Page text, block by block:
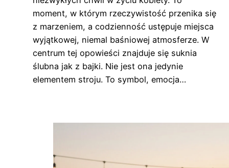
moment, w którym rzeczywistość przenika się
z marzeniem, a codzienność ustępuje miejsca
wyjątkowej, niemal baśniowej atmosferze. W
centrum tej opowieści znajduje się suknia
ślubna jak z bajki. Nie jest ona jedynie
elementem stroju. To symbol, emocja…